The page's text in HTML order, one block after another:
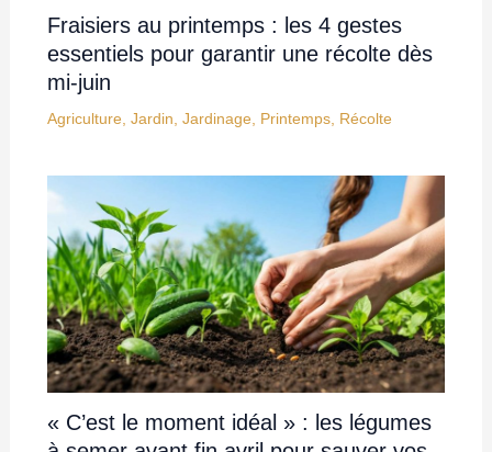
Fraisiers au printemps : les 4 gestes
essentiels pour garantir une récolte dès
mi-juin
Agriculture, Jardin, Jardinage, Printemps, Récolte
« C’est le moment idéal » : les légumes